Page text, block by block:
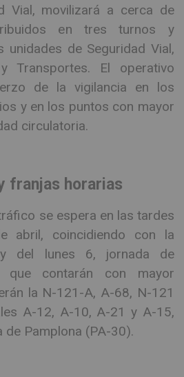
Vial, movilizará a cerca de
en tres turnos y
unidades de Seguridad Vial,
Transportes. El operativo
de la vigilancia en los
y en los puntos con mayor
circulatoria.
franjas horarias
se espera en las tardes
abril, coincidiendo con la
y del lunes 6, jornada de
contarán con mayor
la N-121-A, A-68, N-121
A-12, A-10, A-21 y A-15,
de Pamplona (PA-30).